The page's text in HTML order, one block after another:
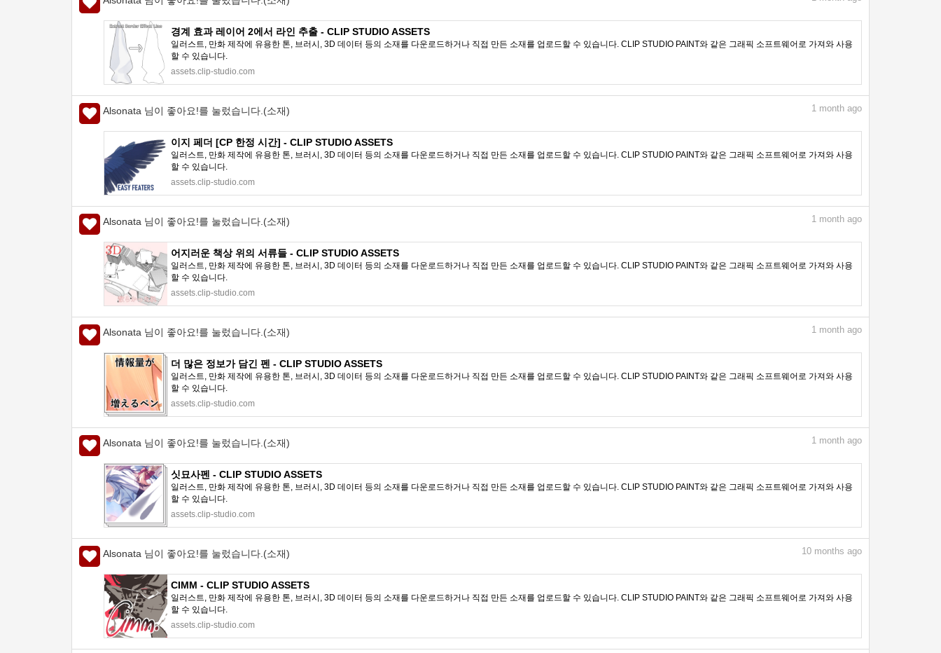
경계 효과 레이어 2에서 라인 추출 - CLIP STUDIO ASSETS
일러스트, 만화 제작에 유용한 톤, 브러시, 3D 데이터 등의 소재를 다운로드하거나 직접 만든 소재를 업로드할 수 있습니다. CLIP STUDIO PAINT와 같은 그래픽 소프트웨어로 가져와 사용
할 수 있습니다.
assets.clip-studio.com
Alsonata 님이 좋아요!를 눌렀습니다.(소재) 1 month ago
이지 페더 [CP 한정 시간] - CLIP STUDIO ASSETS
일러스트, 만화 제작에 유용한 톤, 브러시, 3D 데이터 등의 소재를 다운로드하거나 직접 만든 소재를 업로드할 수 있습니다. CLIP STUDIO PAINT와 같은 그래픽 소프트웨어로 가져와 사용
할 수 있습니다.
assets.clip-studio.com
Alsonata 님이 좋아요!를 눌렀습니다.(소재) 1 month ago
어지러운 책상 위의 서류들 - CLIP STUDIO ASSETS
일러스트, 만화 제작에 유용한 톤, 브러시, 3D 데이터 등의 소재를 다운로드하거나 직접 만든 소재를 업로드할 수 있습니다. CLIP STUDIO PAINT와 같은 그래픽 소프트웨어로 가져와 사용
할 수 있습니다.
assets.clip-studio.com
Alsonata 님이 좋아요!를 눌렀습니다.(소재) 1 month ago
더 많은 정보가 담긴 펜 - CLIP STUDIO ASSETS
일러스트, 만화 제작에 유용한 톤, 브러시, 3D 데이터 등의 소재를 다운로드하거나 직접 만든 소재를 업로드할 수 있습니다. CLIP STUDIO PAINT와 같은 그래픽 소프트웨어로 가져와 사용
할 수 있습니다.
assets.clip-studio.com
Alsonata 님이 좋아요!를 눌렀습니다.(소재) 1 month ago
싯묘사펜 - CLIP STUDIO ASSETS
일러스트, 만화 제작에 유용한 톤, 브러시, 3D 데이터 등의 소재를 다운로드하거나 직접 만든 소재를 업로드할 수 있습니다. CLIP STUDIO PAINT와 같은 그래픽 소프트웨어로 가져와 사용
할 수 있습니다.
assets.clip-studio.com
Alsonata 님이 좋아요!를 눌렀습니다.(소재) 10 months ago
CIMM - CLIP STUDIO ASSETS
일러스트, 만화 제작에 유용한 톤, 브러시, 3D 데이터 등의 소재를 다운로드하거나 직접 만든 소재를 업로드할 수 있습니다. CLIP STUDIO PAINT와 같은 그래픽 소프트웨어로 가져와 사용
할 수 있습니다.
assets.clip-studio.com